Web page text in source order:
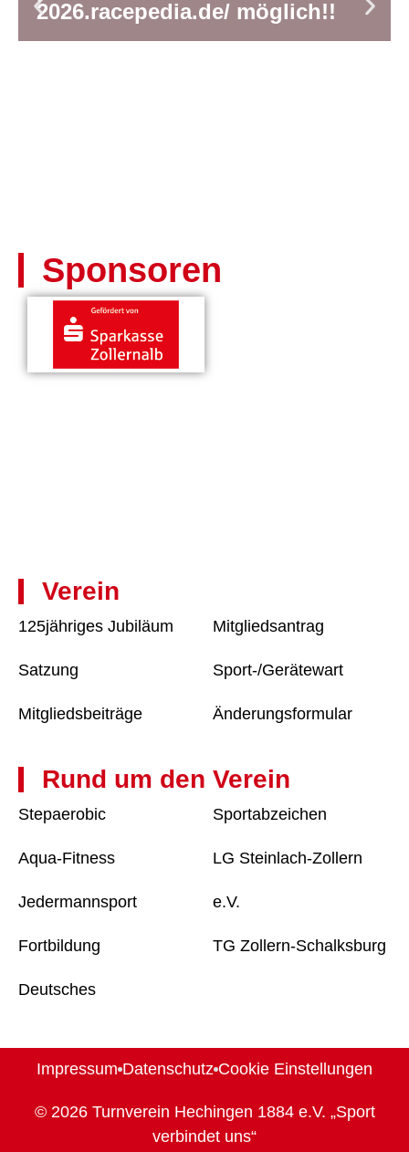
2026.racepedia.de/ möglich!!
Sponsoren
Verein
125jähriges Jubiläum
Satzung
Mitgliedsbeiträge
Mitgliedsantrag
Sport-/Gerätewart
Änderungsformular
Rund um den Verein
Stepaerobic
Aqua-Fitness
Jedermannsport
Fortbildung
Deutsches
Sportabzeichen
LG Steinlach-Zollern
e.V.
TG Zollern-Schalksburg
Impressum Datenschutz Cookie Einstellungen
© 2026 Turnverein Hechingen 1884 e.V. „Sport
verbindet uns“